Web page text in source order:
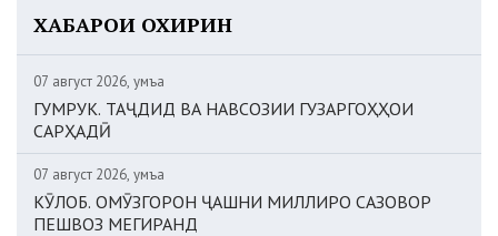
ХАБАРҲОИ ОХИРИН
07 август 2026, Ҷумъа
ГУМРУК. ТАҶДИД ВА НАВСОЗИИ ГУЗАРГОҲҲОИ
САРҲАДӢ
07 август 2026, Ҷумъа
КӮЛОБ. ОМӮЗГОРОН ҶАШНИ МИЛЛИРО САЗОВОР
ПЕШВОЗ МЕГИРАНД